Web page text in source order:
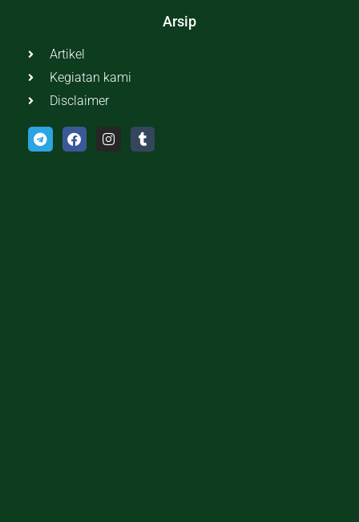
Arsip
Artikel
Kegiatan kami
Disclaimer